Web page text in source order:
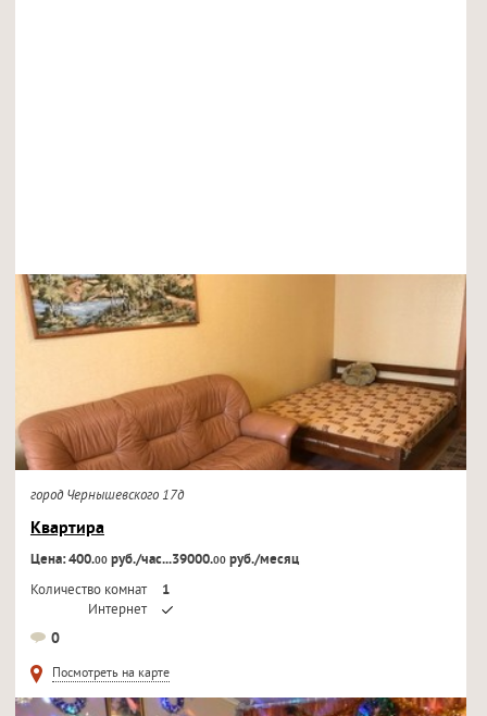
город Чернышевского 17д
Квартира
Цена: 400.00руб./час...39000.00руб./месяц
Количество комнат
1
Интернет
0
Посмотреть на карте